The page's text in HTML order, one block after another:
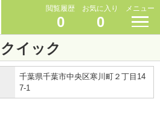
閲覧履歴
0
お気に入り
0
メニュー
イック
千葉県千葉市中央区寒川町２丁目14
7-1